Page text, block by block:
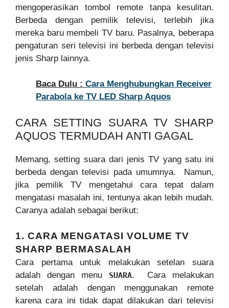
mengoperasikan tombol remote tanpa kesulitan.
Berbeda dengan pemilik televisi, terlebih jika
mereka baru membeli TV baru. Pasalnya, beberapa
pengaturan seri televisi ini berbeda dengan televisi
jenis Sharp lainnya.
Baca Dulu : Cara Menghubungkan Receiver
Parabola ke TV LED Sharp Aquos
CARA SETTING SUARA TV SHARP
AQUOS TERMUDAH ANTI GAGAL
Memang, setting suara dari jenis TV yang satu ini
berbeda dengan televisi pada umumnya. Namun,
jika pemilik TV mengetahui cara tepat dalam
mengatasi masalah ini, tentunya akan lebih mudah.
Caranya adalah sebagai berikut:
1. CARA MENGATASI VOLUME TV
SHARP BERMASALAH
Cara pertama untuk melakukan setelan suara
adalah dengan menu
SUARA. Cara melakukan
setelah adalah dengan menggunakan remote
karena cara ini tidak dapat dilakukan dari televisi